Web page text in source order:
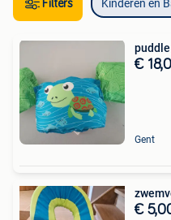
Filters Kinderen en
€
Gent
€